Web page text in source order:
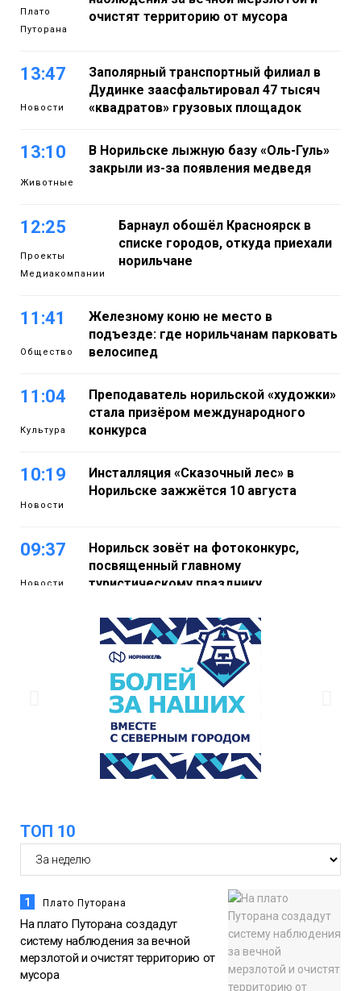
Плато
Путорана
очистят территорию от мусора
13:47
Новости
Заполярный транспортный филиал в
Дудинке заасфальтировал 47 тысяч
«квадратов» грузовых площадок
13:10
Животные
В Норильске лыжную базу «Оль-Гуль»
закрыли из-за появления медведя
12:25
Проекты
Медиакомпании
Барнаул обошёл Красноярск в
списке городов, откуда приехали
норильчане
11:41
Общество
Железному коню не место в
подъезде: где норильчанам парковать
велосипед
11:04
Культура
Преподаватель норильской «художки»
стала призёром международного
конкурса
10:19
Новости
Инсталляция «Сказочный лес» в
Норильске зажжётся 10 августа
09:37
Новости
Норильск зовёт на фотоконкурс,
посвященный главному
туристическому празднику
Синоптики предупредили о ливнях,
граде и шквалистом ветре на юге
Таймыра
Акцию «Помоги пойти учиться»
запустили в Молодёжном центре
ТОП 10
1 Плато Путорана
На плато Путорана создадут
систему наблюдения за вечной
мерзлотой и очистят территорию от
мусора